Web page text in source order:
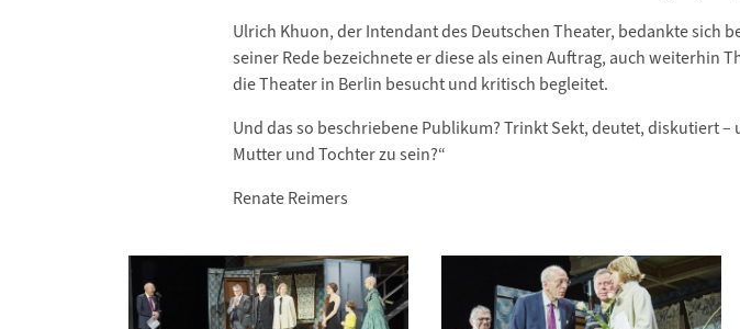
Ulrich Khuon, der Intendant des Deutschen Theater, bedankte sich
seiner Rede bezeichnete er diese als einen Auftrag, auch
die Theater in Berlin besucht und kritisch begleitet.
Und das so beschriebene Publikum? Trinkt Sekt, deutet, diskutiert
Mutter und Tochter zu sein?“
Renate Reimers